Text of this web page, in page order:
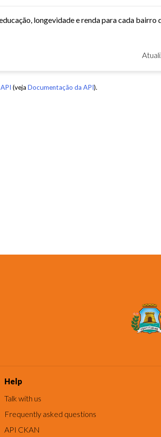
API (veja Documentação da API).
Help
Talk with us
Frequently asked questions
API CKAN